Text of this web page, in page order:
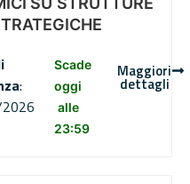
:
Scade
oggi
alle
23:59
Maggiori
dettagli